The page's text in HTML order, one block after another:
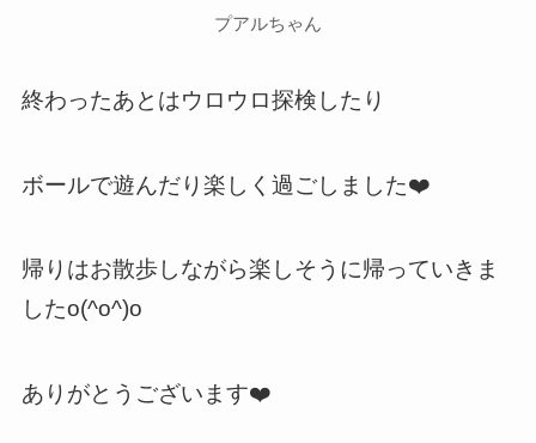
プアルちゃん
終わったあとはウロウロ探検したり
ボールで遊んだり楽しく過ごしました❤️
帰りはお散歩しながら楽しそうに帰っていきま
したo(^o^)o
ありがとうございます❤️